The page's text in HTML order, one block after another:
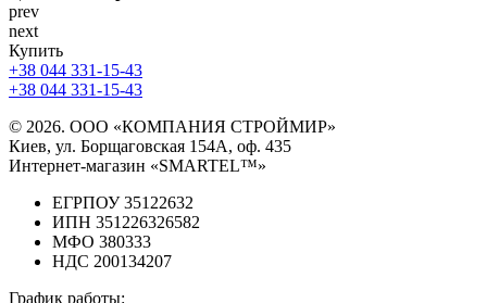
prev
next
Купить
+38 044 331-15-43
+38 044 331-15-43
© 2026. ООО «КОМПАНИЯ СТРОЙМИР»
Киев, ул. Борщаговская 154А, оф. 435
Интернет-магазин «SMARTEL™»
ЕГРПОУ 35122632
ИПН 351226326582
МФО 380333
НДС 200134207
График работы: